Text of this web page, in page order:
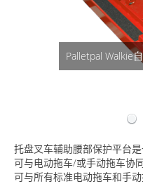
Palletpal Walkie
坐在动力托盘车
弹簧机构在没有
负载高度
使订单选择更快
托盘叉车辅助腰部保护平台
可与电动拖车/或手动拖车协
可与所有标准电动拖车和手动